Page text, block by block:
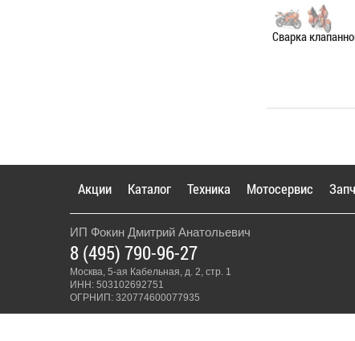
Сварка
Акции Каталог Техника Мотосервис
ИП Фокин Дмитрий Анатольевич
8 (495) 790-96-27
Москва, 5-ая Кабельная, д. 2, стр. 1
ИНН: 503102692751
ОГРНИП: 320774600077935